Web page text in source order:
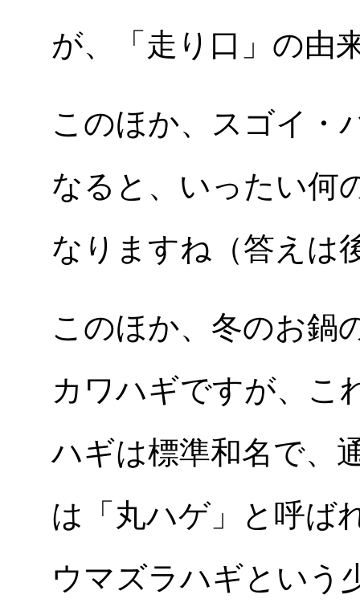
が、「走り口」の由
このほか、スゴイ・
なると、いったい何
なりますね（答えは
このほか、冬のお鍋
カワハギですが、こ
ハギは標準和名で、
は「丸ハゲ」と呼ば
ウマズラハギという